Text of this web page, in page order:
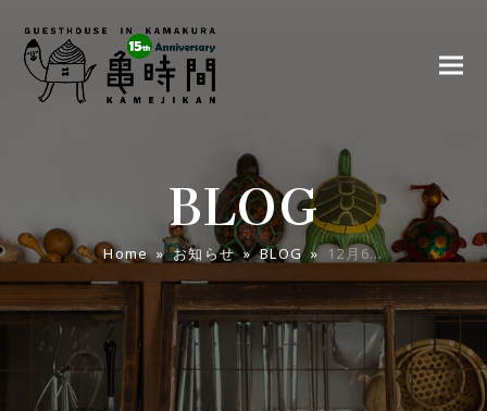
BLOG
Home »お知らせ»BLOG » 12月6…